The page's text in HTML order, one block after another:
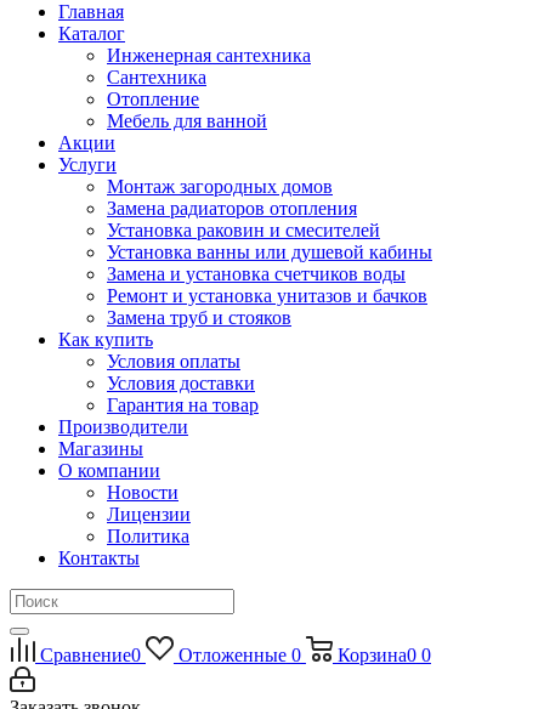
Главная
Каталог
Инженерная сантехника
Сантехника
Отопление
Мебель для ванной
Акции
Услуги
Монтаж загородных домов
Замена радиаторов отопления
Установка раковин и смесителей
Установка ванны или душевой кабины
Замена и установка счетчиков воды
Ремонт и установка унитазов и бачков
Замена труб и стояков
Как купить
Условия оплаты
Условия доставки
Гарантия на товар
Производители
Магазины
О компании
Новости
Лицензии
Политика
Контакты
Сравнение0 Отложенные 0 Корзина0 0